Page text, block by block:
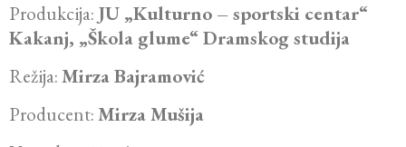
Produkcija: JU „Kulturno – sportski centar“
Kakanj, „Škola glume“ Dramskog studija
Režija:Mirza Bajramović
Producent:Mirza Mušija